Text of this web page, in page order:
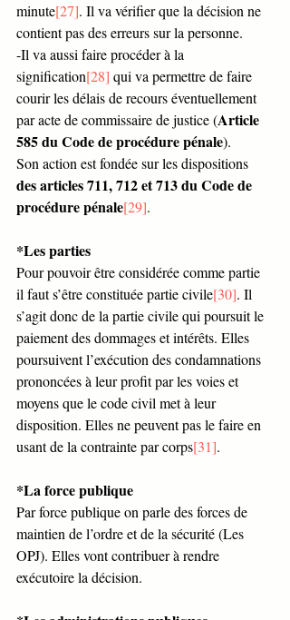
minute[27]. Il va vérifier que la décision ne
contient pas des erreurs sur la personne.
-Il va aussi faire procéder à la
signification[28] qui va permettre de faire
courir les délais de recours éventuellement
par acte de commissaire de justice (Article
585 du Code de procédure pénale).
Son action est fondée sur les dispositions
des articles 711, 712 et 713 du Code de
procédure pénale[29].
*Les parties
Pour pouvoir être considérée comme partie
il faut s’être constituée partie civile[30]. Il
s’agit donc de la partie civile qui poursuit le
paiement des dommages et intérêts. Elles
poursuivent l’exécution des condamnations
prononcées à leur profit par les voies et
moyens que le code civil met à leur
disposition. Elles ne peuvent pas le faire en
usant de la contrainte par corps[31].
*La force publique
Par force publique on parle des forces de
maintien de l’ordre et de la sécurité (Les
OPJ). Elles vont contribuer à rendre
exécutoire la décision.